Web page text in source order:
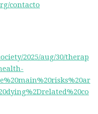
contacto
2025/aug/30/therap